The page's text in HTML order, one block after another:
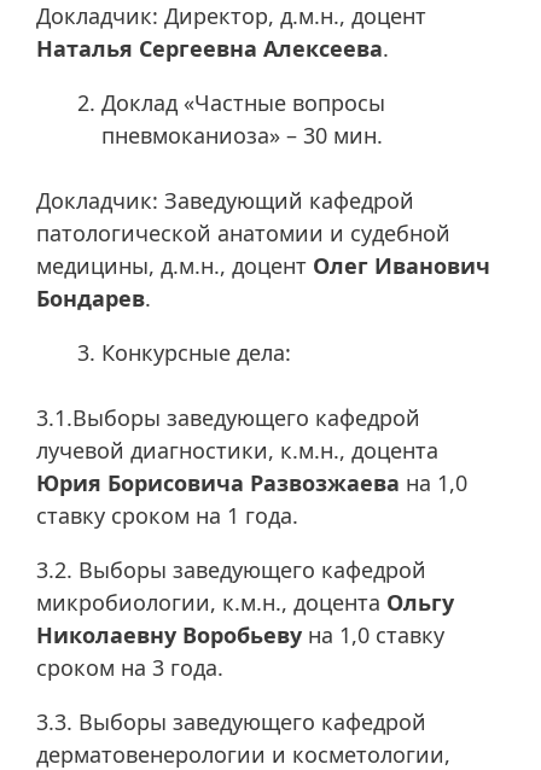
Докладчик: Директор, д.м.н., доцент
Наталья Сергеевна Алексеева.
Доклад «Частные вопросы
пневмоканиоза» – 30 мин.
Докладчик: Заведующий кафедрой
патологической анатомии и судебной
медицины, д.м.н., доцент Олег Иванович
Бондарев.
Конкурсные дела:
3.1.Выборы заведующего кафедрой
лучевой диагностики, к.м.н., доцента
Юрия Борисовича Развозжаева на 1,0
ставку сроком на 1 года.
3.2. Выборы заведующего кафедрой
микробиологии, к.м.н., доцента Ольгу
Николаевну Воробьеву на 1,0 ставку
сроком на 3 года.
3.3. Выборы заведующего кафедрой
дерматовенерологии и косметологии,